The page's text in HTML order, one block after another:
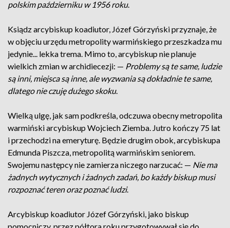
polskim październiku w 1956 roku.
Ksiądz arcybiskup koadiutor, Józef Górzyński przyznaje, że
w objęciu urzędu metropolity warmińskiego przeszkadza mu
jedynie... lekka trema. Mimo to, arcybiskup nie planuje
wielkich zmian w archidiecezji: — Problemy są te same, ludzie
są inni, miejsca są inne, ale wyzwania są dokładnie te same,
dlatego nie czuję dużego skoku.
Wielką ulgę, jak sam podkreśla, odczuwa obecny metropolita
warmiński arcybiskup Wojciech Ziemba. Jutro kończy 75 lat
i przechodzi na emeryturę. Będzie drugim obok, arcybiskupa
Edmunda Piszcza, metropolitą warmińskim seniorem.
Swojemu następcy nie zamierza niczego narzucać: — Nie ma
żadnych wytycznych i żadnych zadań, bo każdy biskup musi
rozpoznać teren oraz poznać ludzi.
Arcybiskup koadiutor Józef Górzyński, jako biskup